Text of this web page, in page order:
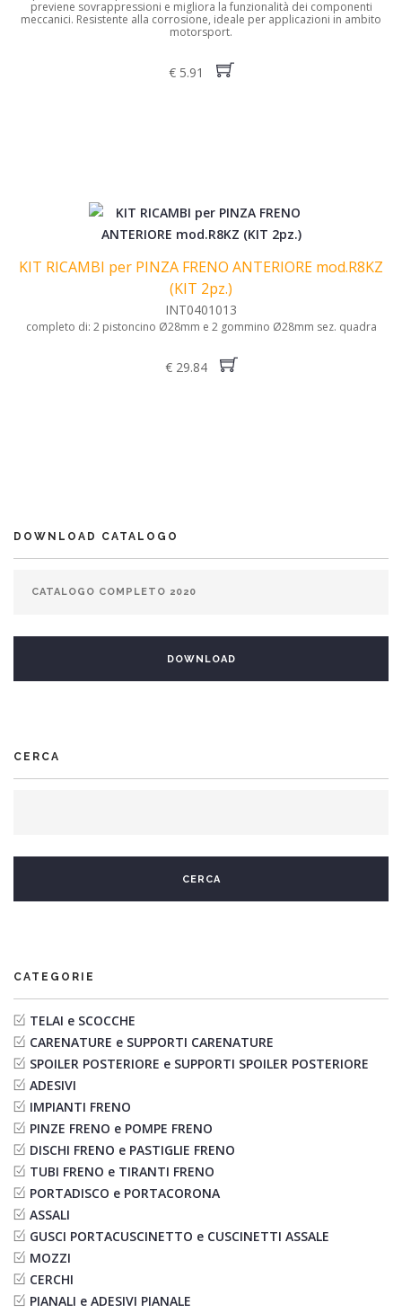
previene sovrappressioni e migliora la funzionalità dei componenti
meccanici. Resistente alla corrosione, ideale per applicazioni in ambito
motorsport.
€ 5.91
KIT RICAMBI per PINZA FRENO ANTERIORE mod.R8KZ
(KIT 2pz.)
INT0401013
completo di: 2 pistoncino Ø28mm e 2 gommino Ø28mm sez. quadra
€ 29.84
DOWNLOAD CATALOGO
CERCA
CATEGORIE
TELAI e SCOCCHE
CARENATURE e SUPPORTI CARENATURE
SPOILER POSTERIORE e SUPPORTI SPOILER POSTERIORE
ADESIVI
IMPIANTI FRENO
PINZE FRENO e POMPE FRENO
DISCHI FRENO e PASTIGLIE FRENO
TUBI FRENO e TIRANTI FRENO
PORTADISCO e PORTACORONA
ASSALI
GUSCI PORTACUSCINETTO e CUSCINETTI ASSALE
MOZZI
CERCHI
PIANALI e ADESIVI PIANALE